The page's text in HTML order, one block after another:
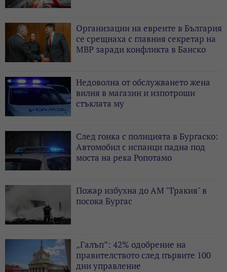
Организации на евреите в България
се срещнаха с главния секретар на
МВР заради конфликта в Банско
Недоволна от обслужването жена
вилня в магазин и изпотроши
стъклата му
След гонка с полицията в Бургаско:
Автомобил с испанци падна под
моста на река Ропотамо
Пожар избухна до АМ "Тракия" в
посока Бургас
„Галъп”: 42% одобрение на
правителството след първите 100
дни управление